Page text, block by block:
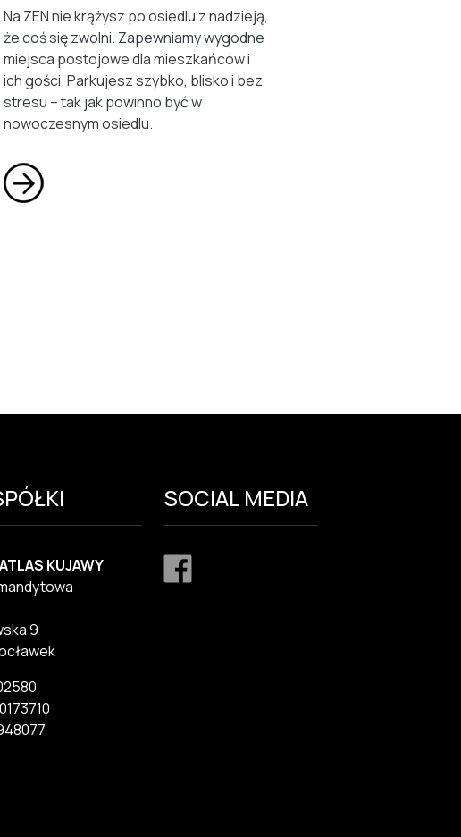
Na ZEN nie krążysz po osiedlu z nadzieją,
że coś się zwolni. Zapewniamy wygodne
miejsca postojowe dla mieszkańców i
ich gości. Parkujesz szybko, blisko i bez
stresu – tak jak powinno być w
nowoczesnym osiedlu.
KUJAWY
9
SOCIAL MEDIA